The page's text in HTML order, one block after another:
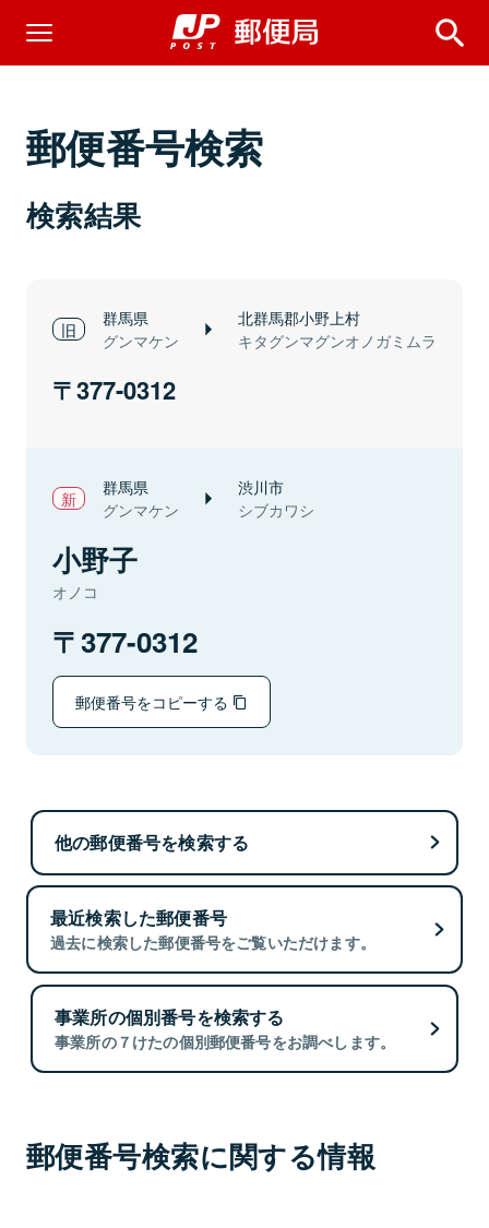
郵便番号検索
検索結果
群馬県
グンマケン
北群馬郡小野上村
キタグンマグンオノガミムラ
377-0312
群馬県
グンマケン
渋川市
シブカワシ
小野子
オノコ
377-0312
郵便番号をコピーする
他の郵便番号を検索する
最近検索した郵便番号
過去に検索した郵便番号をご覧いただけます。
事業所の個別番号を検索する
事業所の７けたの個別郵便番号をお調べします。
郵便番号検索に関する情報